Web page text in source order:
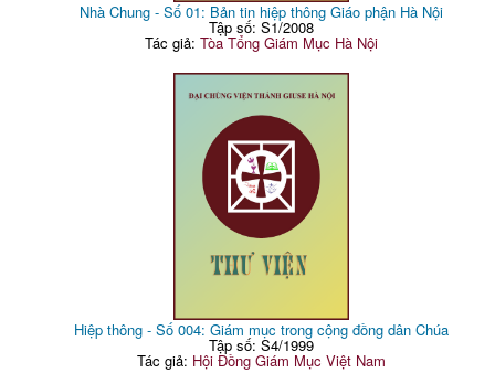
Nhà Chung - Số 01: Bản tin hiệp thông Giáo phận Hà Nội
Tập số: S1/2008
Tác giả: Tòa Tổng Giám Mục Hà Nội
Hiệp thông - Số 004: Giám mục trong cộng đồng dân Chúa
Tập số: S4/1999
Tác giả: Hội Đồng Giám Mục Việt Nam